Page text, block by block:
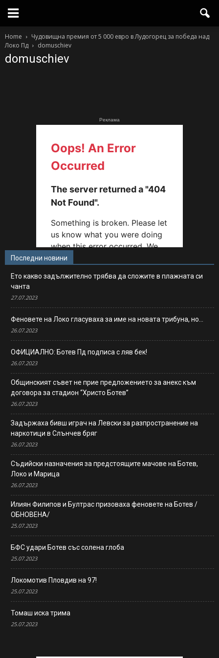
Home
Чудовищна премия от 5 000 евро в Лудогорец за победа над
Локо Пд
domuschiev
domuschiev
Реклама
Последни новини
Ето какво задължително трябва да сложите в плажната си
чанта
27.07.2023
Феновете на Локо гласуваха за име на новата трибуна, но…
26.07.2023
ОФИЦИАЛНО: Ботев Пд подписа с ляв бек!
26.07.2023
Общинският съвет не прие предложението за анекс към
договора за стадион “Христо Ботев”
26.07.2023
Задържаха бивш играч на Левски за разпространение на
наркотици в Слънчев бряг
26.07.2023
Съдийски назначения за предстоящите мачове на Ботев,
Локо и Марица
26.07.2023
Илиян Филипов и Бултрас призоваха феновете на Ботев /
ОБНОВЕНА/
25.07.2023
БФС удари Ботев със солена глоба
25.07.2023
Локомотив Пловдив на 97!
25.07.2023
Томаш иска трима
25.07.2023